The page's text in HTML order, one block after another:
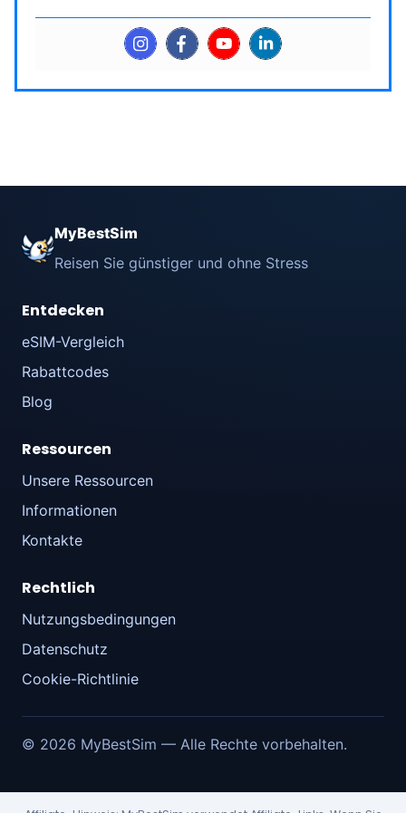
MyBestSim
Reisen Sie günstiger und ohne Stress
Entdecken
eSIM-Vergleich
Rabattcodes
Blog
Ressourcen
Unsere Ressourcen
Informationen
Kontakte
Rechtlich
Nutzungsbedingungen
Datenschutz
Cookie-Richtlinie
© 2026 MyBestSim — Alle Rechte vorbehalten.